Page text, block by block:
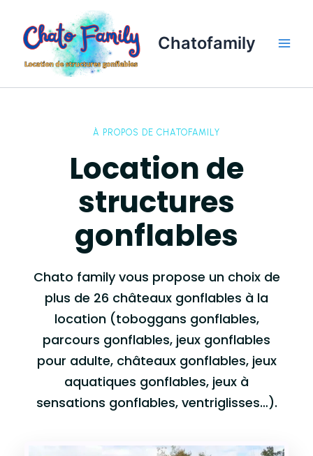
contenu
Chatofamily
À PROPOS DE CHATOFAMILY
Location de
structures
gonflables
Chato family vous propose un choix de
plus de 26 châteaux gonflables à la
location (toboggans gonflables,
parcours gonflables, jeux gonflables
pour adulte, châteaux gonflables, jeux
aquatiques gonflables, jeux à
sensations gonflables, ventriglisses…).